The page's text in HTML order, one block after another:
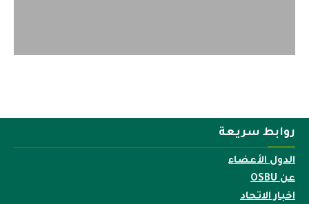
روابط سريعة
الدول الأعضاء
عن OSBU
اخبار الاتحاد